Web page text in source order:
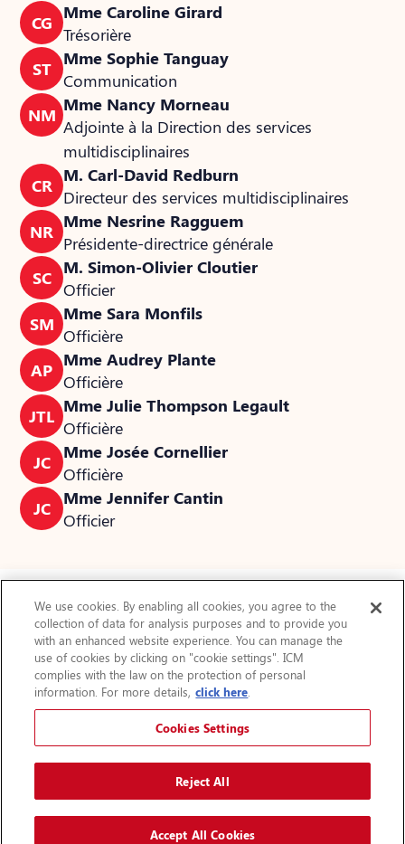
CG Mme Caroline Girard
Trésorière
ST Mme Sophie Tanguay
Communication
NM Mme Nancy Morneau
Adjointe à la Direction des services
multidisciplinaires
CR M. Carl-David Redburn
Directeur des services multidisciplinaires
NR Mme Nesrine Ragguem
Présidente-directrice générale
SC M. Simon-Olivier Cloutier
Officier
SM Mme Sara Monfils
Officière
AP Mme Audrey Plante
Officière
JTL Mme Julie Thompson Legault
Officière
JC
Mme Josée Cornellier
Officière
JC
Mme Jennifer Cantin
Officier
Actualités
FAQ
Protection des renseignements personnels
Accessibilité
Plan du site
Augmenter la taille du texte
AA
© 2024 Institut de cardiologie de Montréal
We use cookies. By enabling all cookies, you agree to the
collection of data for analysis purposes and to provide you
with an enhanced website experience. You can manage the
use of cookies by clicking on "cookie settings". ICM
complies with the law on the protection of personal
information. For more details, click here
Cookies Settings
Reject All
Accept All Cookies